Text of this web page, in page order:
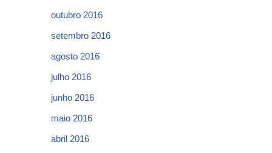
outubro 2016
setembro 2016
agosto 2016
julho 2016
junho 2016
maio 2016
abril 2016